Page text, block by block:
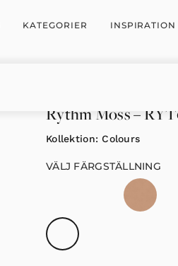
KATEGORIER INSPIRATION
Rythm Moss –
Kollektion:Colours
VÄLJ FÄRGSTÄLLNING